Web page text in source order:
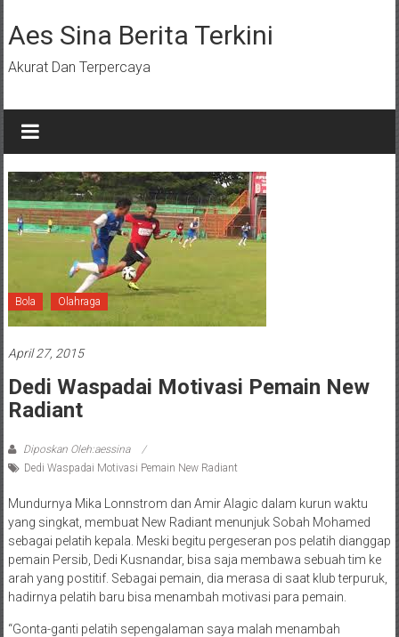
ke
konten
Aes Sina Berita Terkini
Akurat Dan Terpercaya
Bola Olahraga
April 27, 2015
Dedi Waspadai Motivasi Pemain New
Radiant
Diposkan Oleh:aessina
Dedi Waspadai Motivasi Pemain New Radiant
Mundurnya Mika Lonnstrom dan Amir Alagic dalam kurun waktu
yang singkat, membuat New Radiant menunjuk Sobah Mohamed
sebagai pelatih kepala. Meski begitu pergeseran pos pelatih dianggap
pemain Persib, Dedi Kusnandar, bisa saja membawa sebuah tim ke
arah yang postitif. Sebagai pemain, dia merasa di saat klub terpuruk,
hadirnya pelatih baru bisa menambah motivasi para pemain.
“Gonta-ganti pelatih sepengalaman saya malah menambah